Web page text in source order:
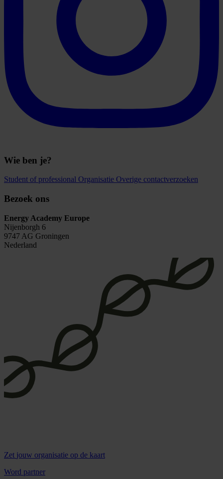
Wie ben je?
Student of professional Organisatie Overige contactverzoeken
Bezoek ons
Energy Academy Europe
Nijenborgh 6
9747 AG Groningen
Nederland
Zet jouw organisatie op de kaart
Word partner